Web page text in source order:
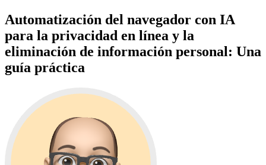
Automatización del navegador con IA
para la privacidad en línea y la
eliminación de información personal: Una
guía práctica